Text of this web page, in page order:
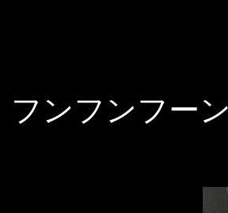
フンフンフー